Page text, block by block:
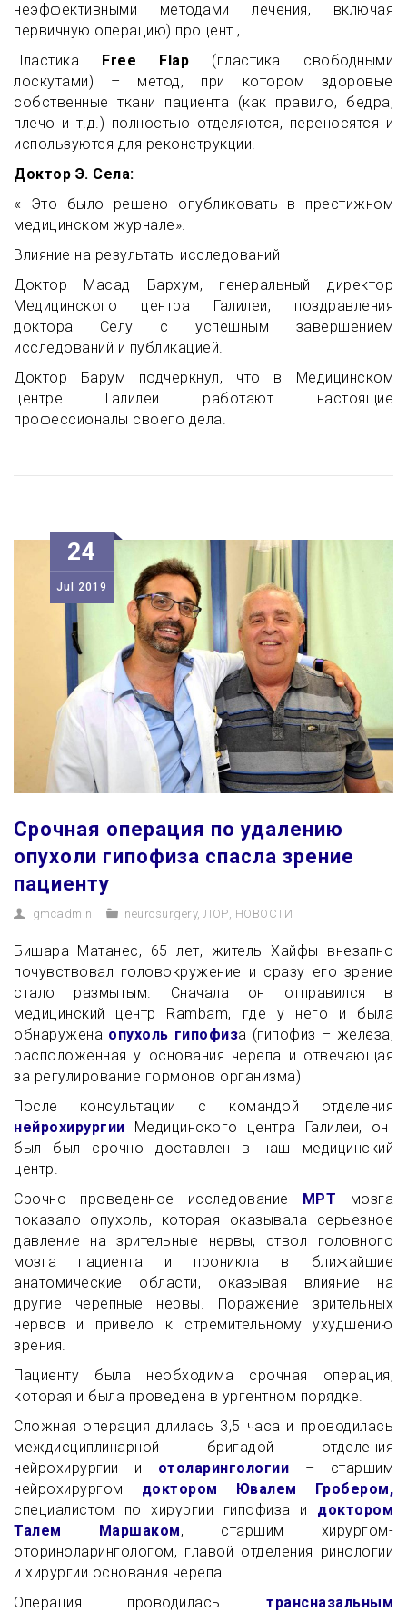
неэффективными методами лечения, включая
первичную операцию) процент ,
Пластика
Free Flap (пластика свободными
лоскутами) – метод, при котором здоровые
собственные ткани пациента (как правило, бедра,
плечо и т.д.) полностью отделяются, переносятся и
используются для реконструкции.
Доктор Э. Села:
« Это было решено опубликовать в престижном
медицинском журнале».
Влияние на результаты исследований
Доктор Масад Бархум, генеральный директор
Медицинского центра Галилеи, поздравления
доктора Селу с успешным завершением
исследований и публикацией.
Доктор Барум подчеркнул, что в Медицинском
центре Галилеи работают настоящие
профессионалы своего дела.
24
Jul 2019
Срочная операция по удалению
опухоли гипофиза спасла зрение
пациенту
gmcadmin neurosurgery, ЛОР НОВОСТИ
Бишара Матанес, 65 лет, житель Хайфы внезапно
почувствовал головокружение и сразу его зрение
стало размытым. Сначала он отправился в
медицинский центр Rambam, где у него и была
обнаружена опухоль гипофиза (гипофиз – железа,
расположенная у основания черепа и отвечающая
за регулирование гормонов организма)
После консультации с командой отделения
нейрохирургии
Медицинского центра Галилеи, он
был был срочно доставлен в наш медицинский
центр.
Срочно проведенное исследование МРТ мозга
показало опухоль, которая оказывала серьезное
давление на зрительные нервы, ствол головного
мозга пациента и проникла в ближайшие
анатомические области, оказывая влияние на
другие черепные нервы. Поражение зрительных
нервов и привело к стремительному ухудшению
зрения.
Пациенту была необходима срочная операция,
которая и была проведена в ургентном порядке.
Сложная операция длилась 3,5 часа и проводилась
междисциплинарной бригадой отделения
нейрохирургии и отоларингологии – старшим
нейрохирургом доктором Ювалем Гробером,
специалистом по хирургии гипофиза и доктором
Талем Маршаком, старшим хирургом-
оториноларингологом, главой отделения ринологии
и хирургии основания черепа.
Операция проводилась трансназальным